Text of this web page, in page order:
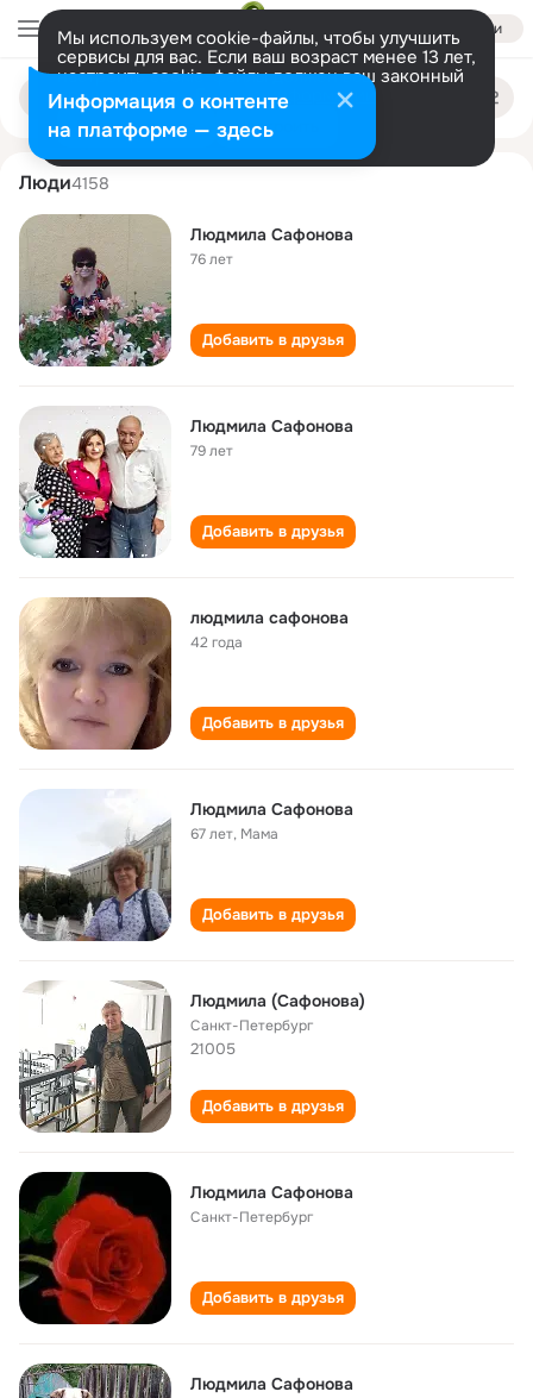
Войти
Мы используем cookie-файлы, чтобы улучшить
сервисы для вас. Если ваш возраст менее 13 лет,
настроить cookie-файлы должен ваш законный
представитель. Больше информации
Разрешить все Настроить
Поиск
людям
lyudmila safonova
Люди4158
Людмила Сафонова
76 лет
Добавить в друзья
Людмила Сафонова
79 лет
Добавить в друзья
людмила сафонова
42 года
Добавить в друзья
Людмила Сафонова
67 лет, Мама
Добавить в друзья
Людмила (Сафонова)
Санкт-Петербург
21005
Добавить в друзья
Людмила Сафонова
Санкт-Петербург
Добавить в друзья
Людмила Сафонова
Информация о контенте
на платформе — здесь